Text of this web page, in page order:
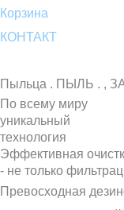
Корзина
КОНТАКТ
Пыльца . ПЫЛЬ . ,
По всему миру
уникальный
технология
Эффективная
- не только
Превосходная